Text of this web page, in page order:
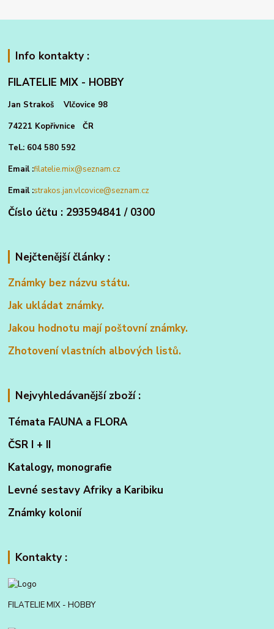
Info kontakty :
FILATELIE MIX - HOBBY
Jan Strakoš Vlčovice 98
74221 Kopřivnice ČR
Tel.: 604 580 592
Email :filatelie.mix@seznam.cz
Email :strakos.jan.vlcovice@seznam.cz
Číslo účtu : 293594841 / 0300
Nejčtenější články :
Známky bez názvu státu.
Jak ukládat známky.
Jakou hodnotu mají poštovní známky.
Zhotovení vlastních albových listů.
Nejvyhledávanější zboží :
Témata FAUNA a FLORA
ČSR I + II
Katalogy, monografie
Levné sestavy Afriky a Karibiku
Známky kolonií
Kontakty :
FILATELIE MIX - HOBBY